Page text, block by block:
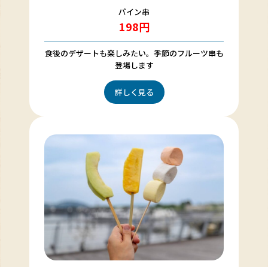
パイン串
198円
食後のデザートも楽しみたい。季節のフルーツ串も
登場します
詳しく見る